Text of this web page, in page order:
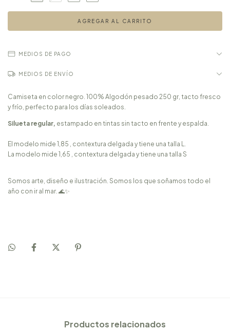
MEDIOS DE PAGO
MEDIOS DE ENVÍO
Camiseta en color negro. 100% Algodón pesado 250 gr, tacto fresco
y frío, perfecto para los días soleados.
Silueta regular, estampado en tintas sin tacto en frente y espalda.
El modelo mide 1,85 , contextura delgada y tiene una talla L.
La modelo mide 1,65 , contextura delgada y tiene una talla S
Somos arte, diseño e ilustración. Somos los que soñamos todo el
año con ir al mar. 🌊✨
Productos relacionados